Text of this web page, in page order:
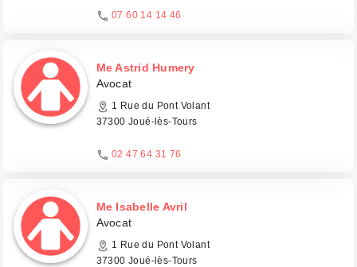
07 60 14 14 46
Me Astrid Humery
Avocat
1 Rue du Pont Volant
37300 Joué-lès-Tours
02 47 64 31 76
Me Isabelle Avril
Avocat
1 Rue du Pont Volant
37300 Joué-lès-Tours